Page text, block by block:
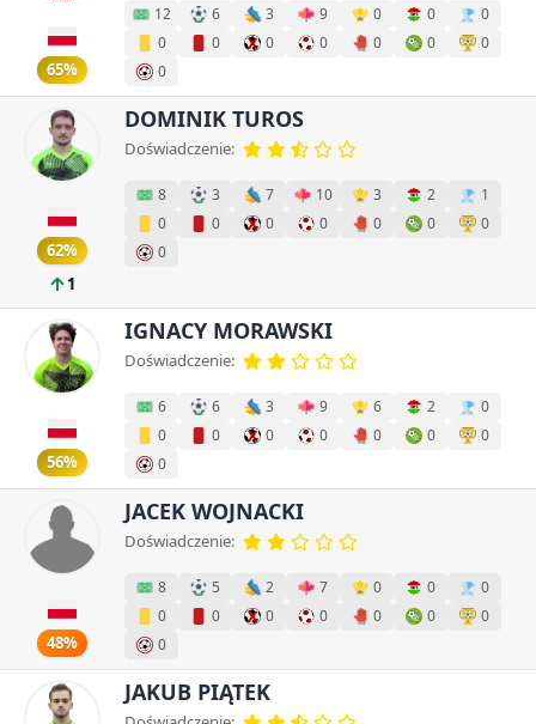
65%
12 6 3 9 0 0
0
0
0 0 0 0 0
0
0
62%
1
DOMINIK TUROS
Doświadczenie:
8 3 7 10 3 2
1
0
0 0 0 0 0
0
0
56%
IGNACY MORAWSKI
Doświadczenie:
6 6 3 9 6 2
0
0
0 0 0 0 0
0
0
48%
JACEK WOJNACKI
Doświadczenie:
8 5 2 7 0 0
0
0
0 0 0 0 0
0
0
JAKUB PIĄTEK